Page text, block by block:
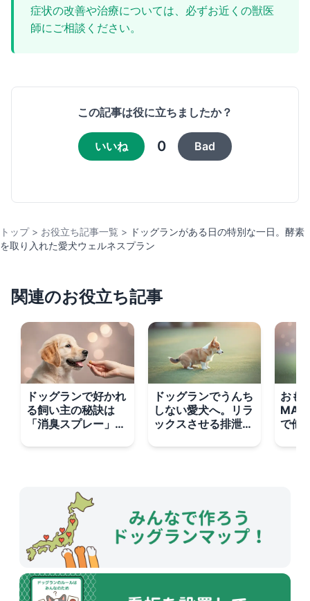
症状の改善や治療については、必ずお近くの獣医
師にご相談ください。
この記事は役に立ちましたか？
いいね 0 Bad
トップ > お役立ち記事一覧 > ドッグランがある日の特別な一日。酵素
を取り入れた愛犬ウェルネスプラン
関連のお役立ち記事
ドッグランで好かれ
る飼い主の秘訣は
「消臭スプレー」に
い方講座
ドッグランでうんち
しない愛犬へ。リラ
ックスさせる排泄ト
プ
おも
MAX
で他
法